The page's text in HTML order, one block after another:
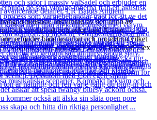
akustisk. Inspirerad av den anda av
och sapele bak och sidor med X-stag
erbjuder både komfort och projektion vilket
NuBone Sadel och sadel och ett Fishman Flex